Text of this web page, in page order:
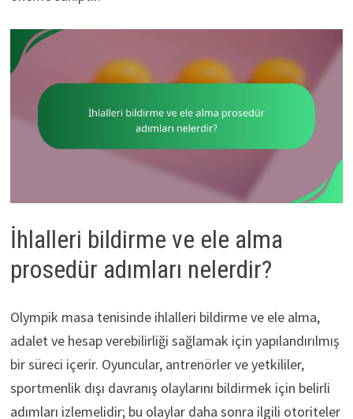
İhlalleri bildirme ve ele alma
prosedür adımları nelerdir?
Olympik masa tenisinde ihlalleri bildirme ve ele alma,
adalet ve hesap verebilirliği sağlamak için yapılandırılmış
bir süreci içerir. Oyuncular, antrenörler ve yetkililer,
sportmenlik dışı davranış olaylarını bildirmek için belirli
adımları izlemelidir; bu olaylar daha sonra ilgili otoriteler